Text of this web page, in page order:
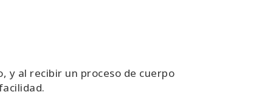
y al recibir un proceso de cuerpo